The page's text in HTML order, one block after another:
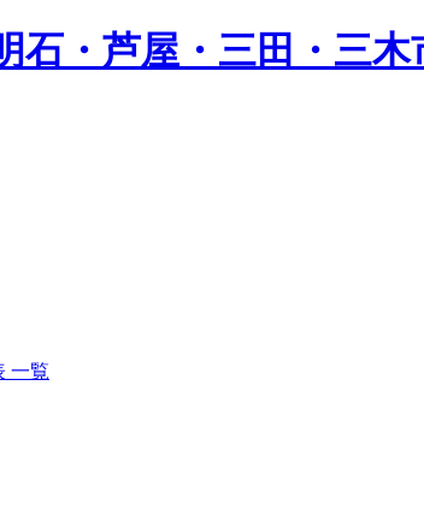
一覧